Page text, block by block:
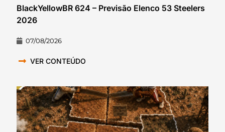
BlackYellowBR 624 – Previsão Elenco 53 Steelers
2026
07/08/2026
VER CONTEÚDO